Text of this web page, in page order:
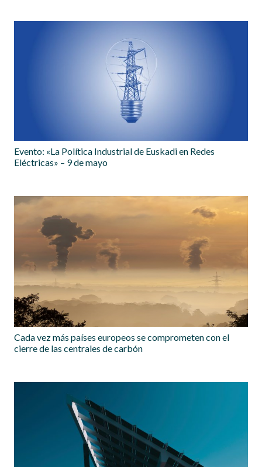
Evento: «La Política Industrial de Euskadi en Redes
Eléctricas» – 9 de mayo
Cada vez más países europeos se comprometen con el
cierre de las centrales de carbón